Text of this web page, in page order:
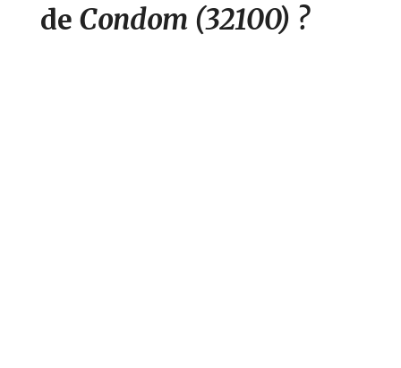
de Condom (32100) ?